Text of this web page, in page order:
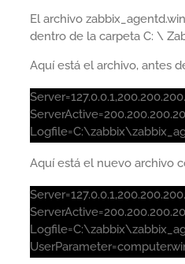
El archivo
dentro de la carpeta C: \
Aquí está el archivo, antes
Aquí está el nuevo archivo